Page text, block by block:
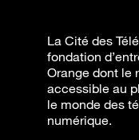
La Cité des
fondation
Orange dont le
accessible au
le monde des
numérique.